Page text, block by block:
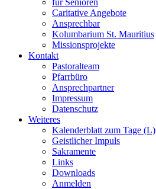
für Senioren
Caritative Angebote
Ansprechbar
Kolumbarium St. Mauritius
Missionsprojekte
Kontakt
Pastoralteam
Pfarrbüro
Ansprechpartner
Impressum
Datenschutz
Weiteres
Kalenderblatt zum Tage (L)
Geistlicher Impuls
Sakramente
Links
Downloads
Anmelden